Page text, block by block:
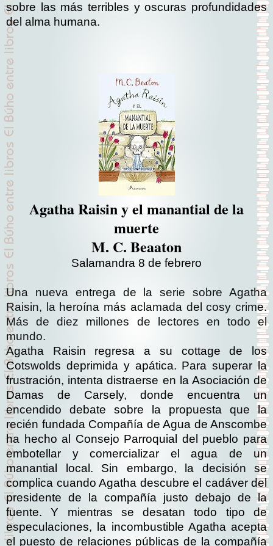
sobre las más terribles y oscuras profundidades
del alma humana.
Agatha Raisin y el manantial de la
muerte
M. C. Beaaton
Salamandra 8 de febrero
Una nueva entrega de la serie sobre Agatha
Raisin, la heroína más aclamada del cosy crime.
Más de diez millones de lectores en todo el
mundo.
Agatha Raisin regresa a su cottage de los
Cotswolds deprimida y apática. Para superar la
frustración, intenta distraerse en la Asociación de
Damas de Carsely, donde encuentra un
encendido debate sobre la propuesta que la
recién fundada Compañía de Agua de Anscombe
ha hecho al Consejo Parroquial del pueblo para
embotellar y comercializar el agua de un
manantial local. Sin embargo, la decisión se
complica cuando Agatha descubre el cadáver del
presidente de la compañía justo debajo de la
fuente. Y mientras se desatan todo tipo de
especulaciones, la incombustible Agatha acepta
el puesto de relaciones públicas de la compañía